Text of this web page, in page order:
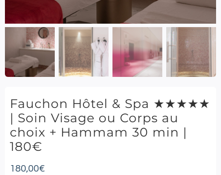
Fauchon Hôtel & Spa ★★★★★
| Soin Visage ou Corps au
choix + Hammam 30 min |
180€
180,00€